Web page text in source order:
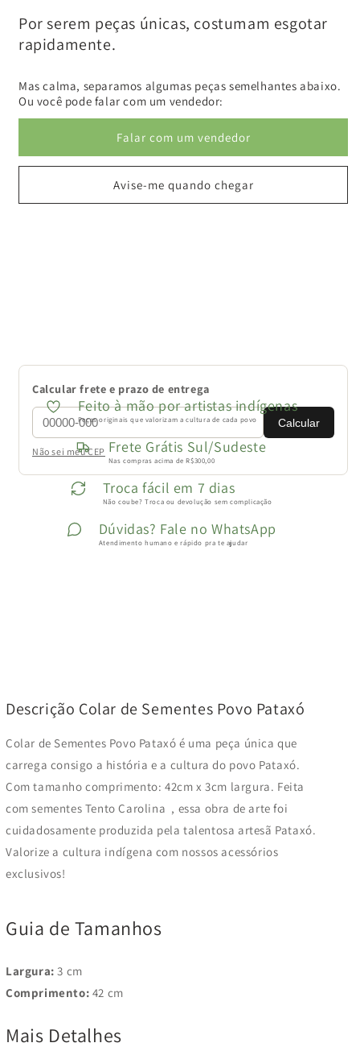
Por serem peças únicas, costumam esgotar
rapidamente.
Mas calma, separamos algumas peças semelhantes abaixo.
Ou você pode falar com um vendedor:
Falar com um vendedor
Avise-me quando chegar
Calcular frete e prazo de entrega
Calcular
Não sei meu CEP
Feito à mão por artistas indígenas
Peças originais que valorizam a cultura de cada povo
Frete Grátis Sul/Sudeste
Nas compras acima de R$300,00
Troca fácil em 7 dias
Não coube? Troca ou devolução sem complicação
Dúvidas? Fale no WhatsApp
Atendimento humano e rápido pra te ajudar
Descrição Colar de Sementes Povo Pataxó
Colar de Sementes Povo Pataxóé uma peça única que
carrega consigo a história e a cultura do povo Pataxó.
Com tamanho comprimento: 42cm x 3cm largura. Feita
com sementes Tento Carolina , essa obra de arte foi
cuidadosamente produzida pela talentosa artesã Pataxó.
Valorize a cultura indígena com nossos acessórios
exclusivos!
Guia de Tamanhos
Largura: 3 cm
Comprimento: 42 cm
Mais Detalhes